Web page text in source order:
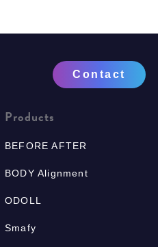
Contact
Products
BEFORE AFTER
BODY Alignment
ODOLL
Smafy